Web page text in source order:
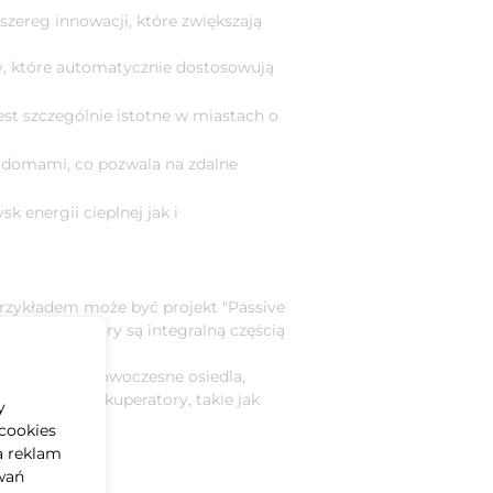
innowacji, które zwiększają
które automatycznie dostosowują
szczególnie istotne w miastach o
co pozwala na zdalne
energii cieplnej jak i
może być projekt "Passive
rekuperatory są integralną częścią
być nowoczesne osiedla,
rekuperatory, takie jak
reklam